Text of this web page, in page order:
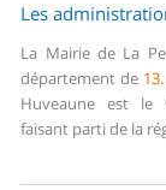
Les
La Mairie de La
département de 13.
Huveaune est le
faisant parti de la